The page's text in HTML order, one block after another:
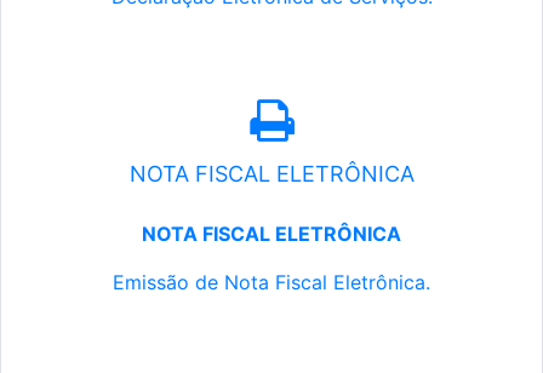
NOTA FISCAL ELETRÔNICA
NOTA FISCAL ELETRÔNICA
Emissão de Nota Fiscal Eletrônica.